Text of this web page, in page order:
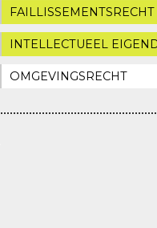
FAILLISSEMENTSRECHT
INTELLECTUEEL
OMGEVINGSRECHT